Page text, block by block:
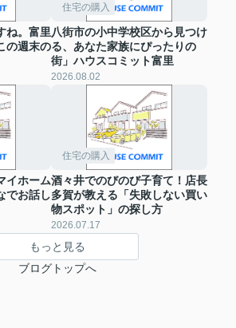
ね。富里
の週末の
住宅の購入
八街市の小中学校区から見つけ
る、あなた家族にぴったりの
街」ハウスコミット富里
2026.08.02
イホーム
でお話し
住宅の購入
酒々井でのびのび子育て！店長
多賀が教える「失敗しない買い
物スポット」の探し方
2026.07.17
もっと見る
ブログトップへ